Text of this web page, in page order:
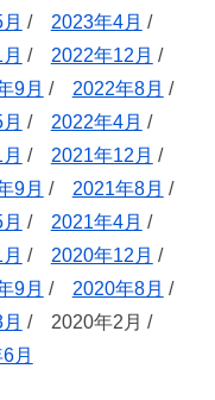
/ 2023年4月 /
/ 2022年12月 /
9月 / 2022年8月 /
/ 2022年4月 /
/ 2021年12月 /
9月 / 2021年8月 /
/ 2021年4月 /
/ 2020年12月 /
9月 / 2020年8月 /
/ 2020年2月 /
月